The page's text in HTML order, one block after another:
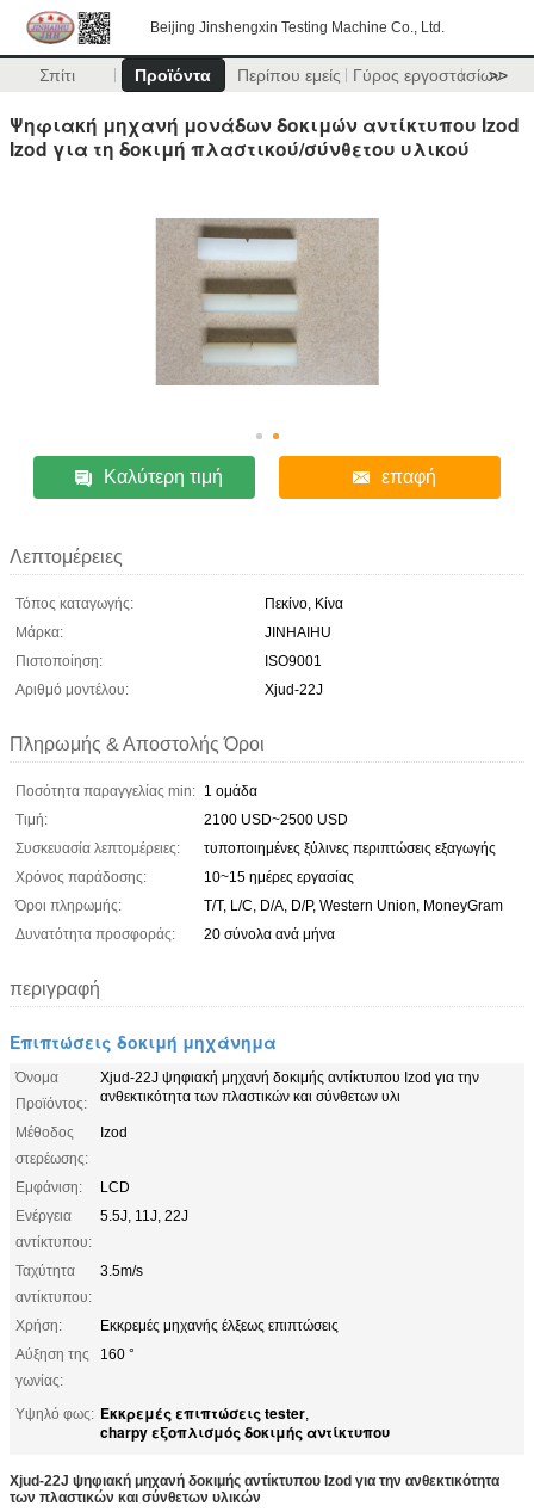
Beijing Jinshengxin Testing Machine Co., Ltd.
Σπίτι Προϊόντα Περίπου εμείς Γύρος εργοστασίων
>>
Ψηφιακή μηχανή μονάδων δοκιμών αντίκτυπου Izod
Izod για τη δοκιμή πλαστικού/σύνθετου υλικού
Καλύτερη τιμή επαφή
Λεπτομέρειες
Τόπος καταγωγής:
Πεκίνο, Κίνα
Μάρκα:
JINHAIHU
Πιστοποίηση:
ISO9001
Αριθμό μοντέλου:
Xjud-22J
Πληρωμής & Αποστολής Όροι
Ποσότητα παραγγελίας min: 1 ομάδα
Τιμή:
2100 USD~2500 USD
Συσκευασία λεπτομέρειες:
τυποποιημένες ξύλινες περιπτώσεις εξαγωγής
Χρόνος παράδοσης:
10~15 ημέρες εργασίας
Όροι πληρωμής:
T/T, L/C, D/A, D/P, Western Union, MoneyGram
Δυνατότητα προσφοράς:
20 σύνολα ανά μήνα
περιγραφή
Επιπτώσεις δοκιμή μηχάνημα
Όνομα
Προϊόντος:
Xjud-22J ψηφιακή μηχανή δοκιμής αντίκτυπου Izod για την
ανθεκτικότητα των πλαστικών και σύνθετων υλι
Μέθοδος
στερέωσης:
Izod
Εμφάνιση:
LCD
Ενέργεια
αντίκτυπου:
5.5J, 11J, 22J
Ταχύτητα
αντίκτυπου:
3.5m/s
Χρήση:
Εκκρεμές μηχανής έλξεως επιπτώσεις
Αύξηση της
γωνίας:
160 °
Υψηλό φως: Εκκρεμές επιπτώσεις tester,
charpy εξοπλισμός δοκιμής αντίκτυπου
Xjud-22J ψηφιακή μηχανή δοκιμής αντίκτυπου Izod για την ανθεκτικότητα
των πλαστικών και σύνθετων υλικών